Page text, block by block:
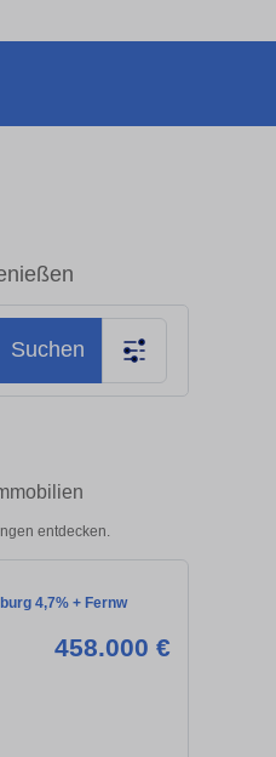
Suchen
entdecken.
4,7% + Fernw
458.000 €